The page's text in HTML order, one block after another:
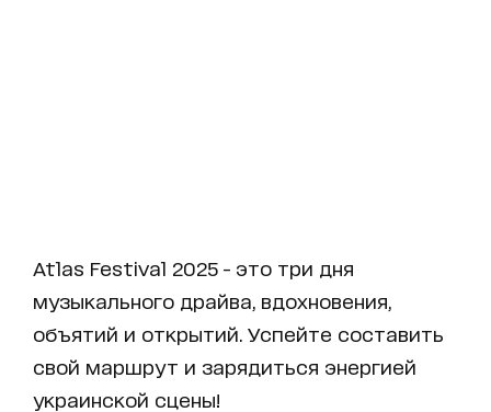
Atlas Festival 2025 - это три дня
музыкального драйва, вдохновения,
объятий и открытий. Успейте составить
свой маршрут и зарядиться энергией
украинской сцены!